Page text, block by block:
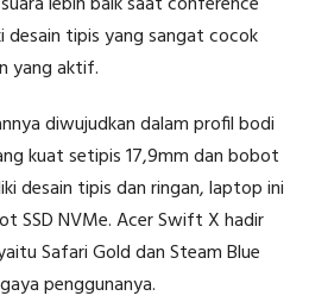
desain tipis yang sangat cocok
yang aktif.
diwujudkan dalam profil bodi
kuat setipis 17,9mm dan bobot
desain tipis dan ringan, laptop ini
SSD NVMe. Acer Swift X hadir
Safari Gold dan Steam Blue
penggunanya.